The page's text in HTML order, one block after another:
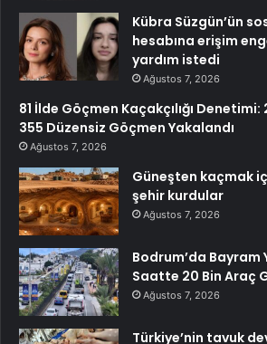
Kübra Süzgün’ün
hesabına erişim
yardım istedi
Ağustos 7, 2026
81 İlde Göçmen Kaçakçılığı
355 Düzensiz Göçmen Yakalandı
Ağustos 7, 2026
Güneşten kaçmak
şehir kurdular
Ağustos 7, 2026
Bodrum’da Bayram
Saatte 20 Bin Araç
Ağustos 7, 2026
Türkiye’nin tavuk